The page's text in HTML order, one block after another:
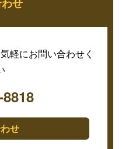
軽にお問い合わせく
せ